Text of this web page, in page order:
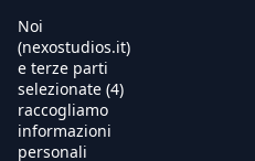
Noi
(nexostudios.it)
e terze parti
selezionate (4)
raccogliamo
informazioni
personali